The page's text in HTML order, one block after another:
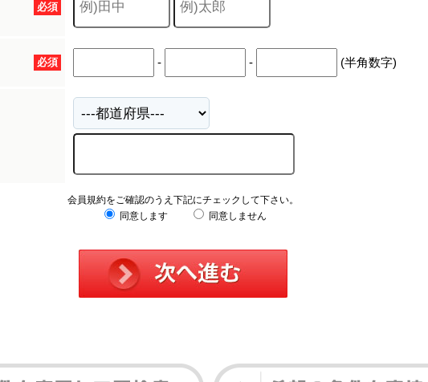
必須
必須 - - (半角数字)
会員規約をご確認のうえ下記にチェックして下さい。
同意します
同意しません